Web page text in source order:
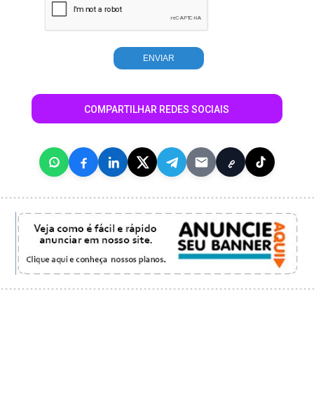
COMPARTILHAR REDES SOCIAIS